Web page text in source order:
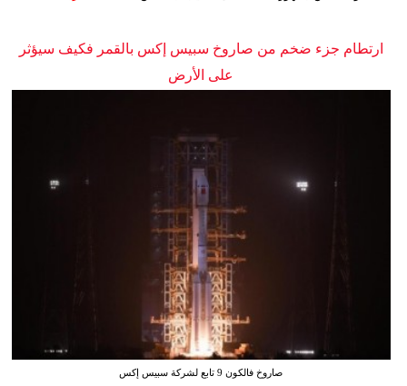
ارتطام جزء ضخم من صاروخ سبيس إكس بالقمر فكيف سيؤثر
على الأرض
صاروخ فالكون 9 تابع لشركة سبيس إكس